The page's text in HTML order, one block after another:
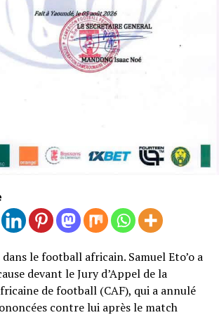
le football africain. Samuel Eto’o a
devant le Jury d’Appel de la
de football (CAF), qui a annulé
contre lui après le match